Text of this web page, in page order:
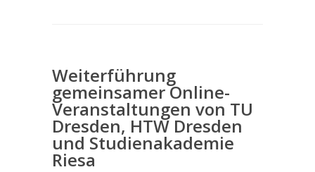
Weiterführung
gemeinsamer Online-
Veranstaltungen von TU
Dresden, HTW Dresden
und Studienakademie
Riesa